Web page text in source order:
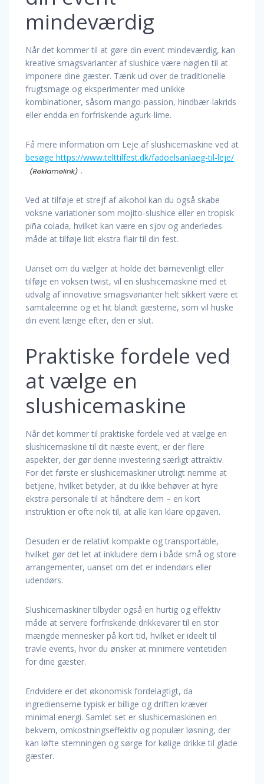
mindeværdig
Når det kommer til at gøre din event mindeværdig, kan
kreative smagsvarianter af slushice være nøglen til at
imponere dine gæster. Tænk ud over de traditionelle
frugtsmage og eksperimenter med unikke
kombinationer, såsom mango-passion, hindbær-lakrids
eller endda en forfriskende agurk-lime.
Få mere information om Leje af slushicemaskine ved at
besøge https://www.telttilfest.dk/fadoelsanlaeg-til-leje/
.
Ved at tilføje et strejf af alkohol kan du også skabe
voksne variationer som mojito-slushice eller en tropisk
piña colada, hvilket kan være en sjov og anderledes
måde at tilføje lidt ekstra flair til din fest.
Uanset om du vælger at holde det børnevenligt eller
tilføje en voksen twist, vil en slushicemaskine med et
udvalg af innovative smagsvarianter helt sikkert være et
samtaleemne og et hit blandt gæsterne, som vil huske
din event længe efter, den er slut.
Praktiske fordele ved
at vælge en
slushicemaskine
Når det kommer til praktiske fordele ved at vælge en
slushicemaskine til dit næste event, er der flere
aspekter, der gør denne investering særligt attraktiv.
For det første er slushicemaskiner utroligt nemme at
betjene, hvilket betyder, at du ikke behøver at hyre
ekstra personale til at håndtere dem – en kort
instruktion er ofte nok til, at alle kan klare opgaven.
Desuden er de relativt kompakte og transportable,
hvilket gør det let at inkludere dem i både små og store
arrangementer, uanset om det er indendørs eller
udendørs.
Slushicemaskiner tilbyder også en hurtig og effektiv
måde at servere forfriskende drikkevarer til en stor
mængde mennesker på kort tid, hvilket er ideelt til
travle events, hvor du ønsker at minimere ventetiden
for dine gæster.
Endvidere er det økonomisk fordelagtigt, da
ingredienserne typisk er billige og driften kræver
minimal energi. Samlet set er slushicemaskinen en
bekvem, omkostningseffektiv og populær løsning, der
kan løfte stemningen og sørge for kølige drikke til glade
gæster.